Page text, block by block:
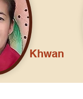
Khwan